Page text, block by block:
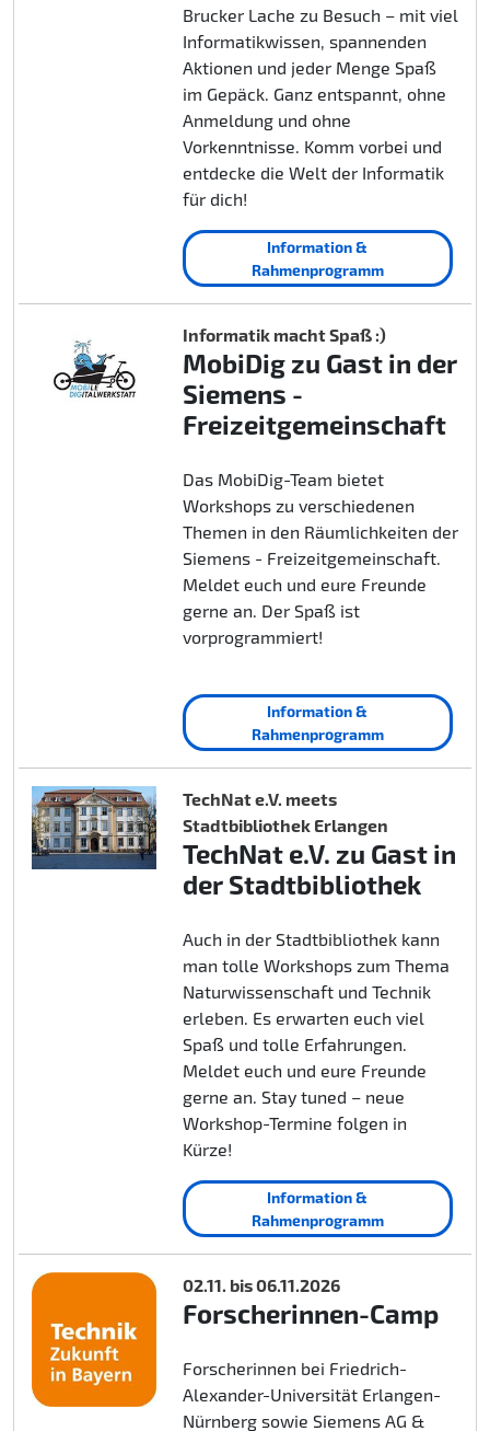
Brucker Lache zu Besuch – mit viel
Informatikwissen, spannenden
Aktionen und jeder Menge Spaß
im Gepäck. Ganz entspannt, ohne
Anmeldung und ohne
Vorkenntnisse. Komm vorbei und
entdecke die Welt der Informatik
für dich!
Information &
Rahmenprogramm
Informatik macht Spaß :)
MobiDig zu Gast in der
Siemens -
Freizeitgemeinschaft
Das MobiDig-Team bietet
Workshops zu verschiedenen
Themen in den Räumlichkeiten der
Siemens - Freizeitgemeinschaft.
Meldet euch und eure Freunde
gerne an. Der Spaß ist
vorprogrammiert!
Information &
Rahmenprogramm
TechNat e.V. meets
Stadtbibliothek Erlangen
TechNat e.V. zu Gast in
der Stadtbibliothek
Auch in der Stadtbibliothek kann
man tolle Workshops zum Thema
Naturwissenschaft und Technik
erleben. Es erwarten euch viel
Spaß und tolle Erfahrungen.
Meldet euch und eure Freunde
gerne an. Stay tuned – neue
Workshop-Termine folgen in
Kürze!
Information &
Rahmenprogramm
02.11. bis 06.11.2026
Forscherinnen-Camp
Forscherinnen bei Friedrich-
Alexander-Universität Erlangen-
Nürnberg sowie Siemens AG &